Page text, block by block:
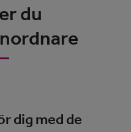
du
dig med de